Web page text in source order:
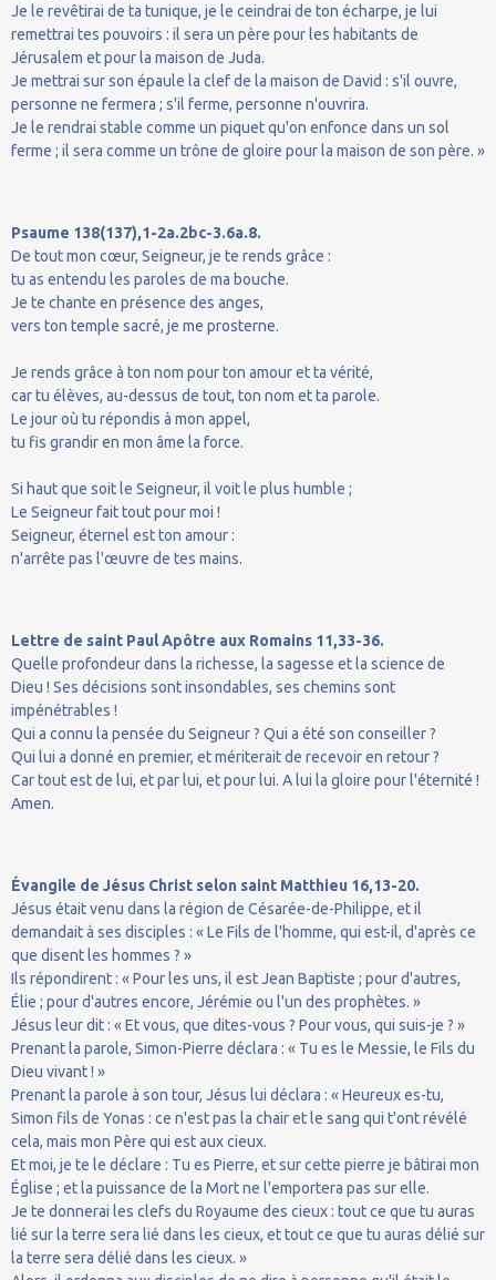
Je le revêtirai de ta tunique, je le ceindrai de ton écharpe, je lui
remettrai tes pouvoirs : il sera un père pour les habitants de
Jérusalem et pour la maison de Juda.
Je mettrai sur son épaule la clef de la maison de David : s'il ouvre,
personne ne fermera ; s'il ferme, personne n'ouvrira.
Je le rendrai stable comme un piquet qu'on enfonce dans un sol
ferme ; il sera comme un trône de gloire pour la maison de son père. »
Psaume 138(137),1-2a.2bc-3.6a.8.
De tout mon cœur, Seigneur, je te rends grâce :
tu as entendu les paroles de ma bouche.
Je te chante en présence des anges,
vers ton temple sacré, je me prosterne.
Je rends grâce à ton nom pour ton amour et ta vérité,
car tu élèves, au-dessus de tout, ton nom et ta parole.
Le jour où tu répondis à mon appel,
tu fis grandir en mon âme la force.
Si haut que soit le Seigneur, il voit le plus humble ;
Le Seigneur fait tout pour moi !
Seigneur, éternel est ton amour :
n'arrête pas l'œuvre de tes mains.
Lettre de saint Paul Apôtre aux Romains 11,33-36.
Quelle profondeur dans la richesse, la sagesse et la science de
Dieu ! Ses décisions sont insondables, ses chemins sont
impénétrables !
Qui a connu la pensée du Seigneur ? Qui a été son conseiller ?
Qui lui a donné en premier, et mériterait de recevoir en retour ?
Car tout est de lui, et par lui, et pour lui. A lui la gloire pour l'éternité !
Amen.
Évangile de Jésus Christ selon saint Matthieu 16,13-20.
Jésus était venu dans la région de Césarée-de-Philippe, et il
demandait à ses disciples : « Le Fils de l'homme, qui est-il, d'après ce
que disent les hommes ? »
Ils répondirent : « Pour les uns, il est Jean Baptiste ; pour d'autres,
Élie ; pour d'autres encore, Jérémie ou l'un des prophètes. »
Jésus leur dit : « Et vous, que dites-vous ? Pour vous, qui suis-je ? »
Prenant la parole, Simon-Pierre déclara : « Tu es le Messie, le Fils du
Dieu vivant ! »
Prenant la parole à son tour, Jésus lui déclara : « Heureux es-tu,
Simon fils de Yonas : ce n'est pas la chair et le sang qui t'ont révélé
cela, mais mon Père qui est aux cieux.
Et moi, je te le déclare : Tu es Pierre, et sur cette pierre je bâtirai mon
Église ; et la puissance de la Mort ne l'emportera pas sur elle.
Je te donnerai les clefs du Royaume des cieux : tout ce que tu auras
lié sur la terre sera lié dans les cieux, et tout ce que tu auras délié sur
la terre sera délié dans les cieux. »